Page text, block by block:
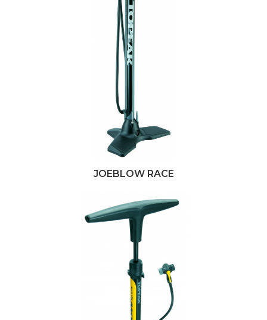
JOEBLOW RACE